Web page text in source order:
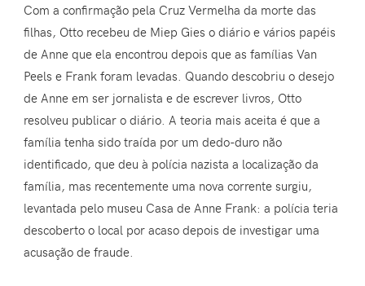
Com a confirmação pela Cruz Vermelha da morte das
filhas, Otto recebeu de Miep Gies o diário e vários papéis
de Anne que ela encontrou depois que as famílias Van
Peels e Frank foram levadas. Quando descobriu o desejo
de Anne em ser jornalista e de escrever livros, Otto
resolveu publicar o diário. A teoria mais aceita é que a
família tenha sido traída por um dedo-duro não
identificado, que deu à polícia nazista a localização da
família, mas recentemente uma nova corrente surgiu,
levantada pelo museu Casa de Anne Frank: a polícia teria
descoberto o local por acaso depois de investigar uma
acusação de fraude.